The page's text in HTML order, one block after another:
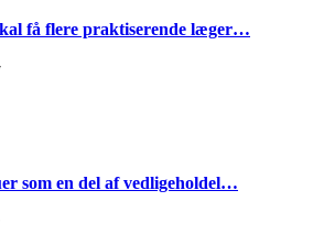
få flere praktiserende læger…
som en del af vedligeholdel…